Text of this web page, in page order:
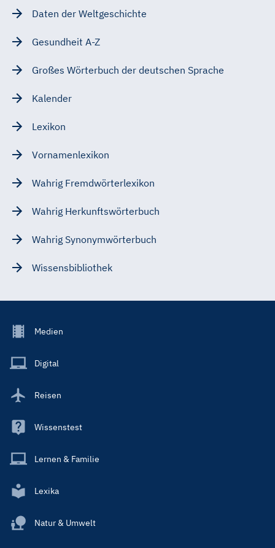
Daten der Weltgeschichte
Gesundheit A-Z
Großes Wörterbuch der deutschen Sprache
Kalender
Lexikon
Vornamenlexikon
Wahrig Fremdwörterlexikon
Wahrig Herkunftswörterbuch
Wahrig Synonymwörterbuch
Wissensbibliothek
Footer
Main
Medien
Digital
Reisen
Wissenstest
Lernen & Familie
Lexika
Natur & Umwelt